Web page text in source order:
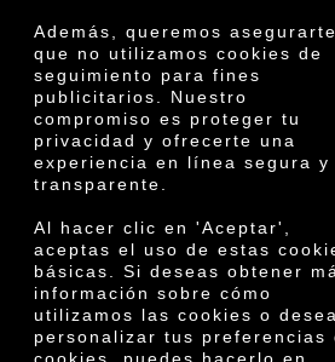
Además, queremos asegurarte
que no utilizamos cookies de
seguimiento para fines
publicitarios. Nuestro
compromiso es proteger tu
privacidad y ofrecerte una
experiencia en línea segura y
transparente.
Al hacer clic en 'Aceptar',
aceptas el uso de estas
básicas. Si deseas obtener
información sobre cómo
utilizamos las cookies o
personalizar tus preferencias
Cooperativa Agrícola de Cambrils